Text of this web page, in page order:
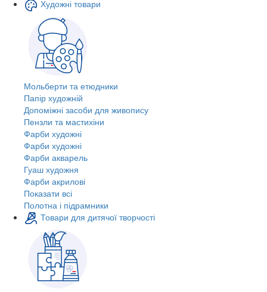
Художні товари
Мольберти та етюдники
Папір художній
Допоміжні засоби для живопису
Пензли та мастихіни
Фарби художні
Фарби художні
Фарби акварель
Гуаш художня
Фарби акрилові
Показати всі
Полотна і підрамники
Товари для дитячої творчості